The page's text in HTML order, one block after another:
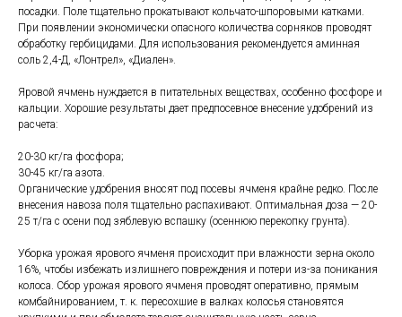
посадки. Поле тщательно прокатывают кольчато-шпоровыми катками.
При появлении экономически опасного количества сорняков проводят
обработку гербицидами. Для использования рекомендуется аминная
соль 2,4-Д, «Лонтрел», «Диален».
Яровой ячмень нуждается в питательных веществах, особенно фосфоре и
кальции. Хорошие результаты дает предпосевное внесение удобрений из
расчета:
20-30 кг/га фосфора;
30-45 кг/га азота.
Органические удобрения вносят под посевы ячменя крайне редко. После
внесения навоза поля тщательно распахивают. Оптимальная доза — 20-
25 т/га с осени под зяблевую вспашку (осеннюю перекопку грунта).
Уборка урожая ярового ячменя происходит при влажности зерна около
16%, чтобы избежать излишнего повреждения и потери из-за поникания
колоса. Сбор урожая ярового ячменя проводят оперативно, прямым
комбайнированием, т. к. пересохшие в валках колосья становятся